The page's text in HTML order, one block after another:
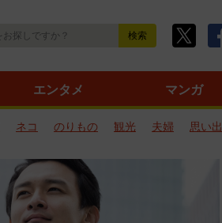
エンタメ マンガ
ネコ のりもの 観光 夫婦
思い出